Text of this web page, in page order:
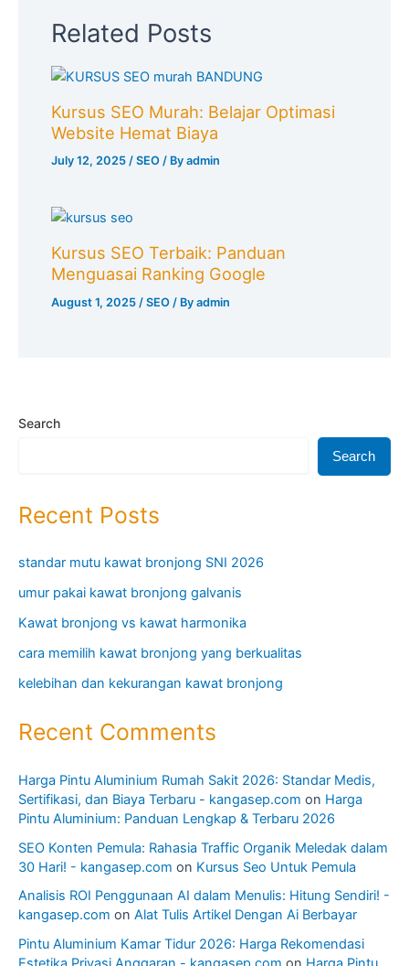
Related Posts
Kursus SEO Murah: Belajar Optimasi
Website Hemat Biaya
July 12, 2025/SEO / Byadmin
Kursus SEO Terbaik: Panduan
Menguasai Ranking Google
August 1, 2025 /SEO / Byadmin
Search
Search
Recent Posts
standar mutu kawat bronjong SNI 2026
umur pakai kawat bronjong galvanis
Kawat bronjong vs kawat harmonika
cara memilih kawat bronjong yang berkualitas
kelebihan dan kekurangan kawat bronjong
Recent Comments
Harga Pintu Aluminium Rumah Sakit 2026: Standar Medis,
Sertifikasi, dan Biaya Terbaru - kangasep.com on Harga
Pintu Aluminium: Panduan Lengkap & Terbaru 2026
SEO Konten Pemula: Rahasia Traffic Organik Meledak dalam
30 Hari! - kangasep.com on Kursus Seo Untuk Pemula
Analisis ROI Penggunaan AI dalam Menulis: Hitung Sendiri! -
kangasep.com on Alat Tulis Artikel Dengan Ai Berbayar
Pintu Aluminium Kamar Tidur 2026: Harga Rekomendasi